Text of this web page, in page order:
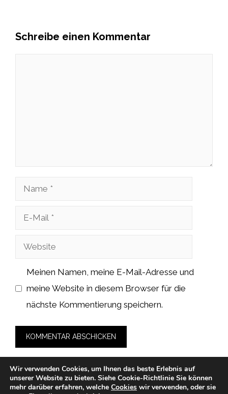
Schreibe einen Kommentar
Name
Website
Meinen Namen, meine E-Mail-Adresse und
meine Website in diesem Browser für die
nächste Kommentierung speichern.
Wir verwenden Cookies, um Ihnen das beste Erlebnis auf
unserer Website zu bieten. Siehe Cookie-Richtlinie Sie können
mehr darüber erfahren, welche Cookies wir verwenden, oder sie